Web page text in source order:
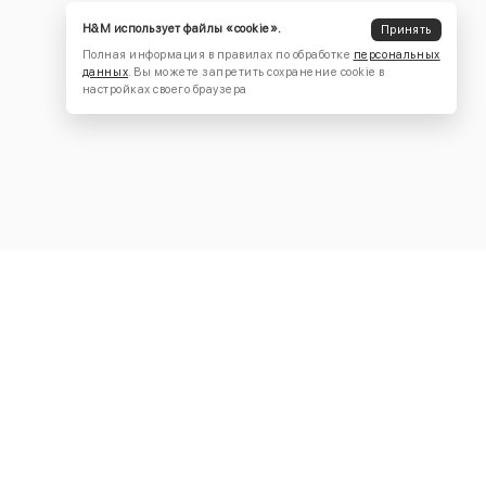
H&M использует файлы «cookie».
Принять
Полная информация в правилах по обработке персональных
данных. Вы можете запретить сохранение cookie в
настройках своего браузера